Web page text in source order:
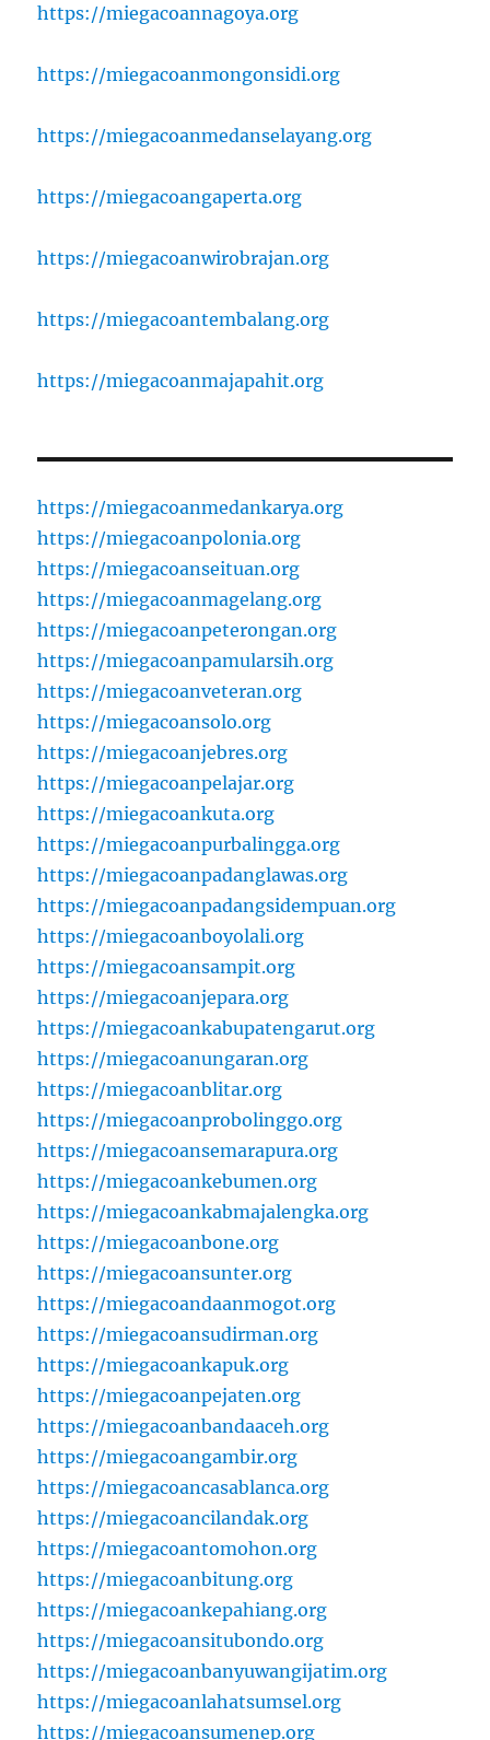
https://miegacoannagoya.org
https://miegacoanmongonsidi.org
https://miegacoanmedanselayang.org
https://miegacoangaperta.org
https://miegacoanwirobrajan.org
https://miegacoantembalang.org
https://miegacoanmajapahit.org
https://miegacoanmedankarya.org
https://miegacoanpolonia.org
https://miegacoanseituan.org
https://miegacoanmagelang.org
https://miegacoanpeterongan.org
https://miegacoanpamularsih.org
https://miegacoanveteran.org
https://miegacoansolo.org
https://miegacoanjebres.org
https://miegacoanpelajar.org
https://miegacoankuta.org
https://miegacoanpurbalingga.org
https://miegacoanpadanglawas.org
https://miegacoanpadangsidempuan.org
https://miegacoanboyolali.org
https://miegacoansampit.org
https://miegacoanjepara.org
https://miegacoankabupatengarut.org
https://miegacoanungaran.org
https://miegacoanblitar.org
https://miegacoanprobolinggo.org
https://miegacoansemarapura.org
https://miegacoankebumen.org
https://miegacoankabmajalengka.org
https://miegacoanbone.org
https://miegacoansunter.org
https://miegacoandaanmogot.org
https://miegacoansudirman.org
https://miegacoankapuk.org
https://miegacoanpejaten.org
https://miegacoanbandaaceh.org
https://miegacoangambir.org
https://miegacoancasablanca.org
https://miegacoancilandak.org
https://miegacoantomohon.org
https://miegacoanbitung.org
https://miegacoankepahiang.org
https://miegacoansitubondo.org
https://miegacoanbanyuwangijatim.org
https://miegacoanlahatsumsel.org
https://miegacoansumenep.org